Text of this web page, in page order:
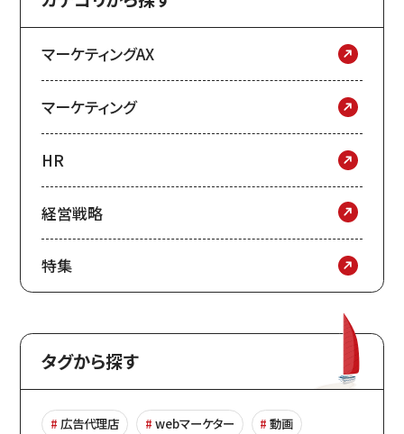
マーケティングAX
マーケティング
HR
経営戦略
特集
タグから探す
広告代理店 webマーケター 動画